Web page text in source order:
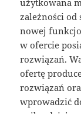
zależności
nowej
w ofercie
rozwiązań.
ofertę
rozwiązań
wprowadzić